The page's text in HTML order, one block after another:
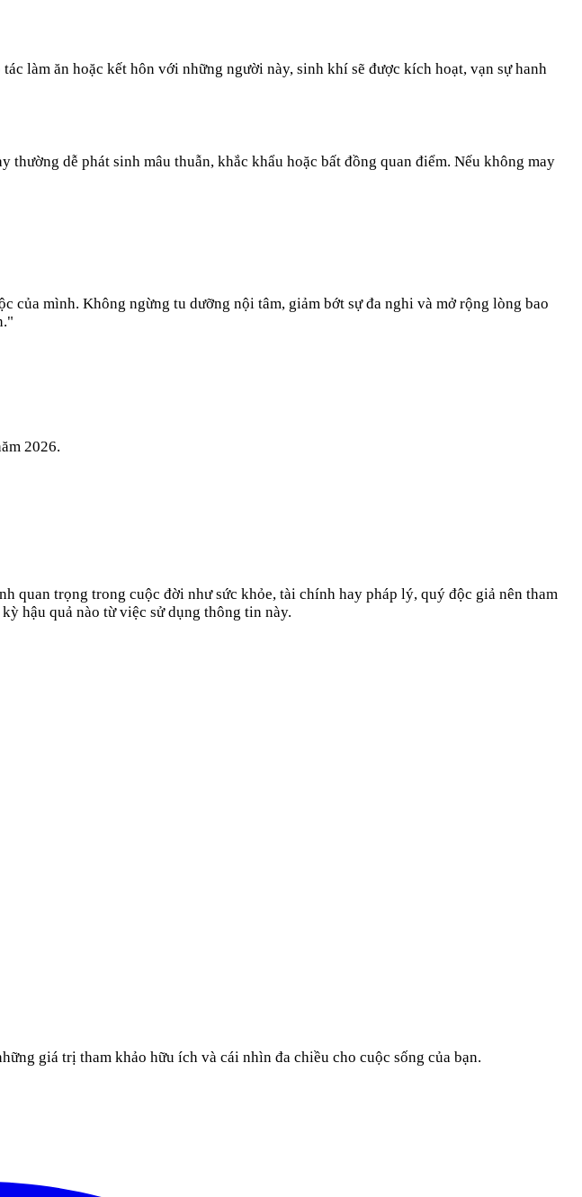
làm ăn hoặc kết hôn với những người này, sinh khí sẽ được kích hoạt, vạn sự hanh
dễ phát sinh mâu thuẫn, khắc khẩu hoặc bất đồng quan điểm. Nếu không may
của mình. Không ngừng tu dưỡng nội tâm, giảm bớt sự đa nghi và mở rộng lòng bao
"
2026.
quan trọng trong cuộc đời như sức khỏe, tài chính hay pháp lý, quý độc giả nên tham
hậu quả nào từ việc sử dụng thông tin này.
giá trị tham khảo hữu ích và cái nhìn đa chiều cho cuộc sống của bạn.